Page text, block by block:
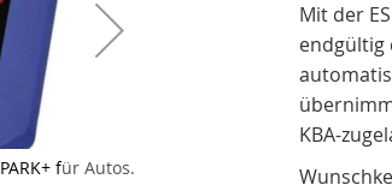
für Autos. Verpackung der
Mit der
endgültig
KBA-